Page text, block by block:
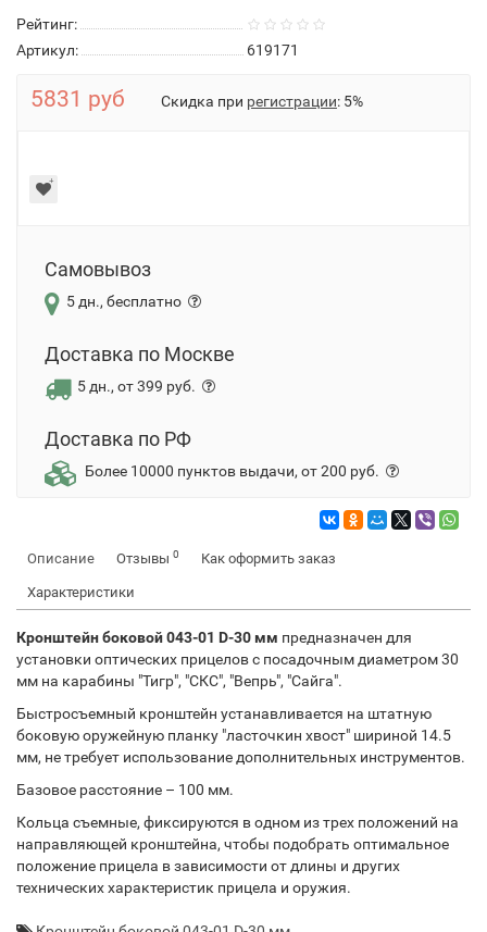
Рейтинг:
Артикул:
619171
5831 руб Скидка при регистрации: 5%
Самовывоз
5 дн., бесплатно
Доставка по Москве
5 дн., от 399 руб.
Доставка по РФ
Более 10000 пунктов выдачи, от 200 руб.
Описание Отзывы 0 Как оформить заказ
Характеристики
Кронштейн боковой 043-01 D-30 мм предназначен для
установки оптических прицелов с посадочным диаметром 30
мм на карабины "Тигр", "СКС", "Вепрь", "Сайга".
Быстросъемный кронштейн устанавливается на штатную
боковую оружейную планку "ласточкин хвост" шириной 14.5
мм, не требует использование дополнительных инструментов.
Базовое расстояние – 100 мм.
Кольца съемные, фиксируются в одном из трех положений на
направляющей кронштейна, чтобы подобрать оптимальное
положение прицела в зависимости от длины и других
технических характеристик прицела и оружия.